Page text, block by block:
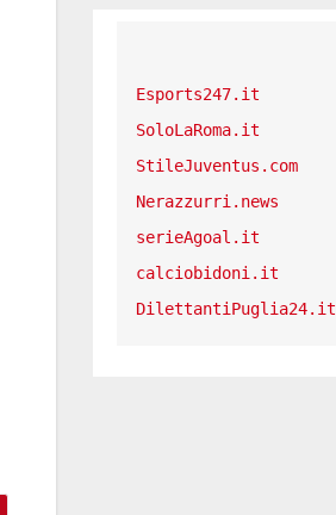
Esports247.it
SoloLaRoma.it
StileJuventus.com
Nerazzurri.news
serieAgoal.it
calciobidoni.it
DilettantiPuglia24.it